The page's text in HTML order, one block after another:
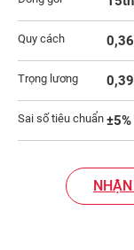
Quy cách
Trọng lương
Sai số tiêu chuẩn ±5%